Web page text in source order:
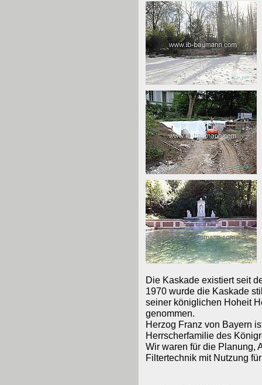
Die Kaskade existiert seit
1970 wurde die Kaskade
seiner königlichen Hoheit
genommen.
Herzog Franz von Bayern
Herrscherfamilie des
Wir waren für die Planung,
Filtertechnik mit Nutzung